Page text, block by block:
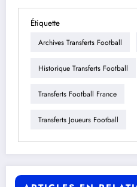
Étiquette
Archives Transferts Football
Historique Transferts Football
Transferts Football France
Transferts Joueurs Football